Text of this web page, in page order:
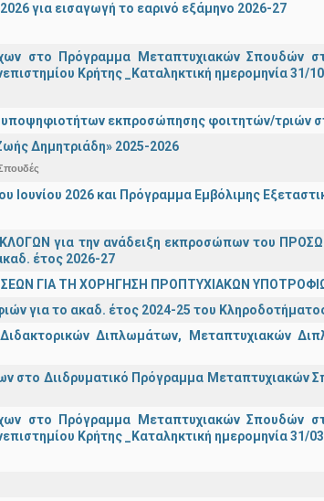
για εισαγωγή το εαρινό εξάμηνο 2026-27
στo Πρόγραμμα Μεταπτυχιακών Σπουδών
Κρήτης _Καταληκτική ημερομηνία 31/
υποψηφιοτήτων εκπροσώπησης φοιτητών/τριών
Δημητριάδη» 2025-2026
Ιουνίου 2026 και Πρόγραμμα Εμβόλιμης
για την ανάδειξη εκπροσώπων του
έτος 2026-27
ΓΙΑ ΤΗ ΧΟΡΗΓΗΣΗ ΠΡΟΠΤΥΧΙΑΚΩΝ
για το ακαδ. έτος 2024-25 του
Διπλωμάτων, Μεταπτυχιακών
στο Διιδρυματικό Πρόγραμμα Μεταπτυχιακών
στo Πρόγραμμα Μεταπτυχιακών Σπουδών
Κρήτης _Καταληκτική ημερομηνία 31/